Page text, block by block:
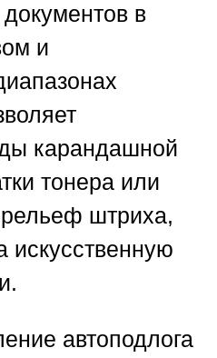
в
и
карандашной
тонера или
штриха,
автоподлога